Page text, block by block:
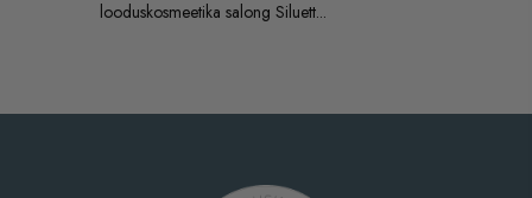
looduskosmeetika salong Siluett...